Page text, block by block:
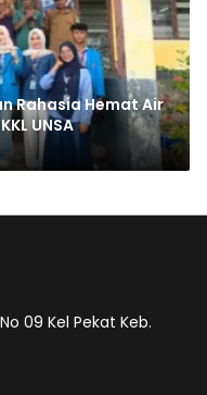
Rahasia Hemat Air
UNSA
09 Kel Pekat Keb.